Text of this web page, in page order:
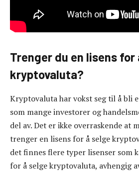
Trenger du en lisens for
kryptovaluta?
Kryptovaluta har vokst seg til å bli
som mange investorer og
del av. Det er ikke overraskende at
trenger en lisens for å selge
det finnes flere typer lisenser som
for å selge kryptovaluta, avhengig